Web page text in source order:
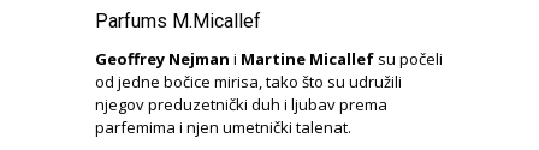
Parfums M.Micallef
Geoffrey Nejman i Martine Micallef su počeli
od jedne bočice mirisa, tako što su udružili
njegov preduzetnički duh i ljubav prema
parfemima i njen umetnički talenat.